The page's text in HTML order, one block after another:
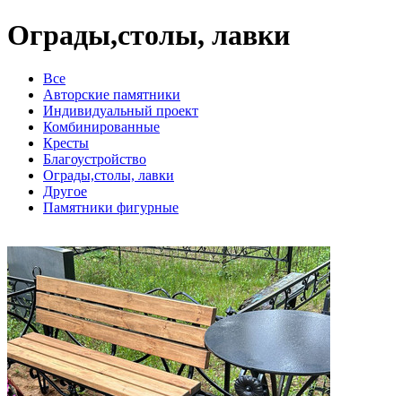
Ограды,столы, лавки
Все
Авторские памятники
Индивидуальный проект
Комбинированные
Кресты
Благоустройство
Ограды,столы, лавки
Другое
Памятники фигурные